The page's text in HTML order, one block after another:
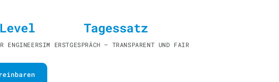
ENGINEERS
Tagessatz
IM ERSTGESPRÄCH — TRANSPARENT UND FAIR